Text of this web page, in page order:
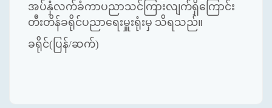
အပ်နှံလက်ခံကာပညာသင်ကြားလျက်ရှိကြောင်း
တီးတိန်ခရိုင်ပညာရေးမှူးရုံးမှ သိရသည်။
ခရိုင်(ပြန်/ဆက်)